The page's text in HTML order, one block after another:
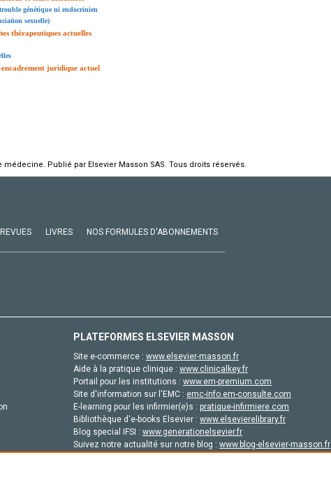
génétique ni endocrinien
sexuelle)
thérapeutiques actuelles
juridique actuel
Publié par Elsevier Masson SAS. Tous droits réservés.
REVUES LIVRES NOS FORMULES D'ABONNEMENTS
PLATEFORMES ELSEVIER MASSON
Site e-commerce : www.elsevier-masson.fr
Aide à la pratique clinique : www.clinicalkey.fr
Portail pour les institutions : www.em-premium.com
Site d'information sur l'EMC : emc-info.em-consulte.com
E-learning pour les infirmier(e)s : pratique-infirmiere.com
Bibliothèque d'e-books Elsevier : www.elsevierelibrary.fr
Blog special IFSI : www.generationelsevier.fr
Suivez notre actualité sur notre blog : www.blog-elsevier-masson.fr